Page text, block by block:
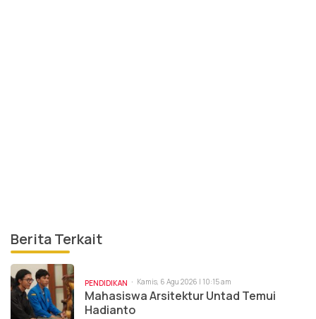
Berita Terkait
PENDIDIKAN Kamis, 6 Agu 2026 | 10:15 am
Mahasiswa Arsitektur Untad Temui
Hadianto